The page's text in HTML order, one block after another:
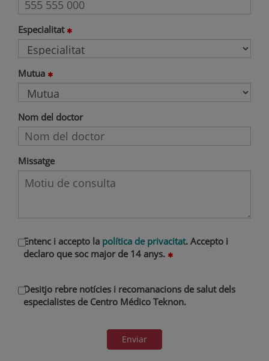
Especialitat
Mutua
Nom del doctor
Missatge
Entenc i accepto la política de privacitat. Accepto i
declaro que soc major de 14 anys.
Desitjo rebre notícies i recomanacions de salut dels
especialistes de Centro Médico Teknon.
Enviar